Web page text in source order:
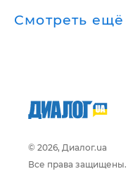
Смотреть ещё
© 2026, Диалог.ua
Все права защищены.